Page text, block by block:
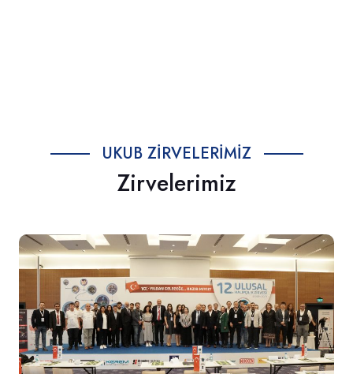
UKUB ZIRVELERIMIZ
Zirvelerimiz